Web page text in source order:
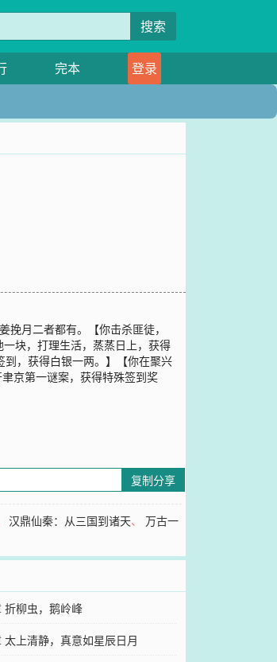
搜索
完本
登录
月二者都有。【你击杀匪徒，
块，打理生活，蒸蒸日上，获得
，获得白银一两。】【你在聚兴
京第一谜案，获得特殊签到奖
复制分享
汉鼎仙秦：从三国到诸天、万古一
折柳虫，鹅岭峰
太上清静，真意如星辰日月